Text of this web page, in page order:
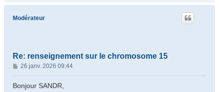
u
Modérateur
Re: renseignement sur le chromosome 15
M
e
s
26 janv. 2026 09:44
Bonjour SANDR,